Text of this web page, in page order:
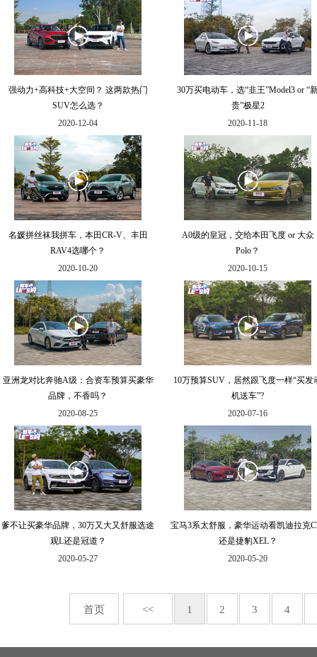
强动力+高科技+大空间？ 这两款热门
SUV怎么选？
2020-12-04
30万买电动车，选“韭王”Model3 or “
贵”极星2
2020-11-18
名媛拼丝袜我拼车，本田CR-V、丰田
RAV4选哪个？
2020-10-20
A0级的皇冠，交给本田飞度 or 大众
Polo？
2020-10-15
亚洲龙对比奔驰A级：合资车预算买豪华
品牌，不香吗？
2020-08-25
10万预算SUV，居然跟飞度一样“买发
机送车”?
2020-07-16
爹不让买豪华品牌，30万又大又舒服选途
观L还是冠道？
2020-05-27
宝马3系太舒服，豪华运动看凯迪拉克
还是捷豹XEL？
2020-05-20
首页 << 1 2 3 4